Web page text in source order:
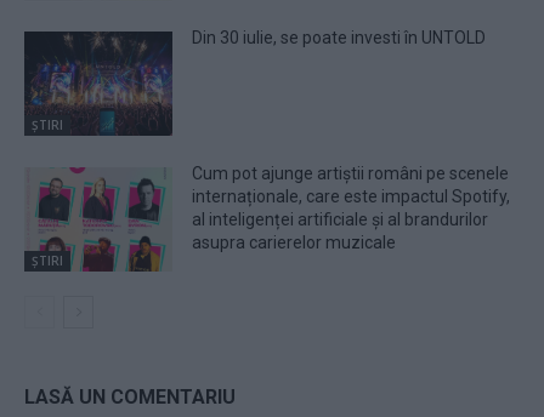
ȘTIRI
Din 30 iulie, se poate investi în UNTOLD
ȘTIRI
Cum pot ajunge artiștii români pe scenele
internaționale, care este impactul Spotify,
al inteligenței artificiale și al brandurilor
asupra carierelor muzicale
LASĂ UN COMENTARIU